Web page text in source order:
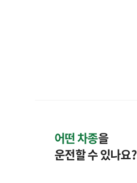
어떤 차종을
운전할 수 있나요?